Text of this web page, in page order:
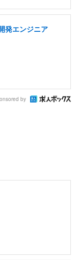
発エンジニア
by